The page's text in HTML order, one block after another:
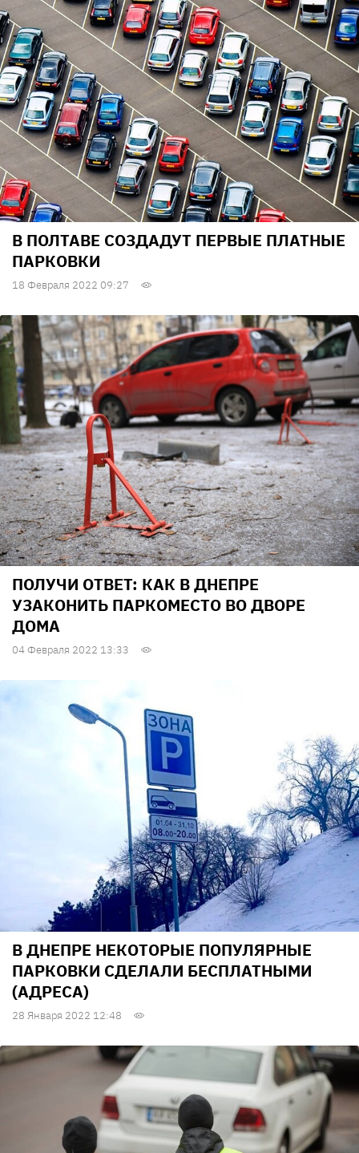
В ПОЛТАВЕ СОЗДАДУТ ПЕРВЫЕ ПЛАТНЫЕ
ПАРКОВКИ
18 Февраля 2022 09:27
ПОЛУЧИ ОТВЕТ: КАК В ДНЕПРЕ
УЗАКОНИТЬ ПАРКОМЕСТО ВО ДВОРЕ
ДОМА
04 Февраля 2022 13:33
В ДНЕПРЕ НЕКОТОРЫЕ ПОПУЛЯРНЫЕ
ПАРКОВКИ СДЕЛАЛИ БЕСПЛАТНЫМИ
(АДРЕСА)
28 Января 2022 12:48